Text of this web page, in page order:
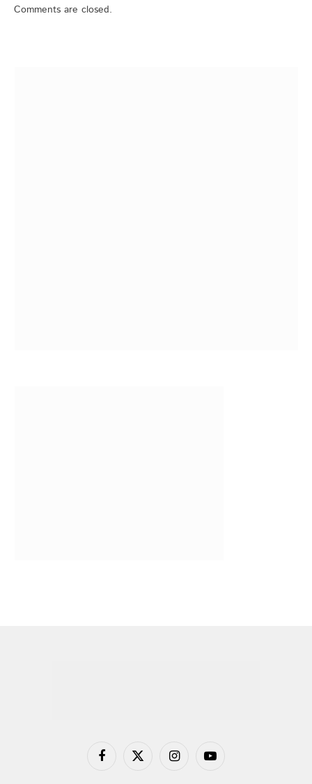
Comments are closed.
FacebookX
InstagramYouTube